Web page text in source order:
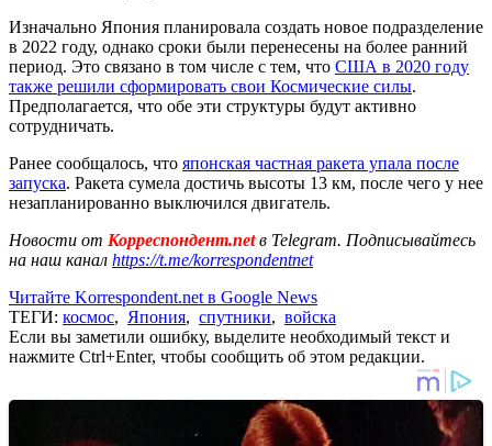
Изначально Япония планировала создать новое подразделение
в 2022 году, однако сроки были перенесены на более ранний
период. Это связано в том числе с тем, что США в 2020 году
также решили сформировать свои Космические силы.
Предполагается, что обе эти структуры будут активно
сотрудничать.
Ранее сообщалось, что японская частная ракета упала после
запуска. Ракета сумела достичь высоты 13 км, после чего у нее
незапланированно выключился двигатель.
Новости от Корреспондент.netв Telegram. Подписывайтесь
на наш канал https://t.me/korrespondentnet
Читайте Korrespondent.net в Google News
ТЕГИ: космос, Япония, спутники, войска
Если вы заметили ошибку, выделите необходимый текст и
нажмите Ctrl+Enter, чтобы сообщить об этом редакции.